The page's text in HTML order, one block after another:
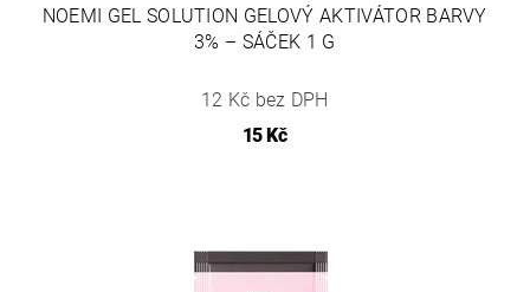
NOEMI GEL SOLUTION GELOVÝ AKTIVÁTOR BARVY
3% – SÁČEK 1 G
12 Kč bez DPH
15 Kč